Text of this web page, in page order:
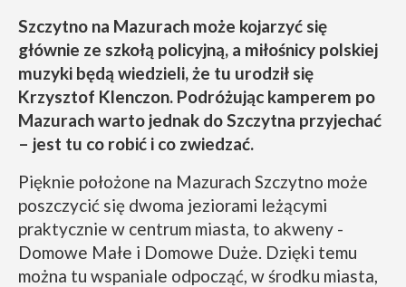
Szczytno na Mazurach może kojarzyć się
głównie ze szkołą policyjną, a miłośnicy polskiej
muzyki będą wiedzieli, że tu urodził się
Krzysztof Klenczon. Podróżując kamperem po
Mazurach warto jednak do Szczytna przyjechać
– jest tu co robić i co zwiedzać.
Pięknie położone na Mazurach Szczytno może
poszczycić się dwoma jeziorami leżącymi
praktycznie w centrum miasta, to akweny -
Domowe Małe i Domowe Duże. Dzięki temu
można tu wspaniale odpocząć, w środku miasta,